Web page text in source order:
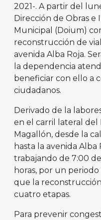
2021-. A partir del
Dirección de Obras
Municipal (Doium)
reconstrucción de
avenida Alba Roja.
la dependencia
beneficiar con ello a
ciudadanos.
Derivado de la
en el carril lateral del
Magallón, desde la
hasta la avenida Alba
trabajando de 7:00
horas, por un periodo
que la
cuatro etapas.
Para prevenir